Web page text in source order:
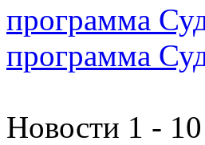
программа
программа
Новости 1 -